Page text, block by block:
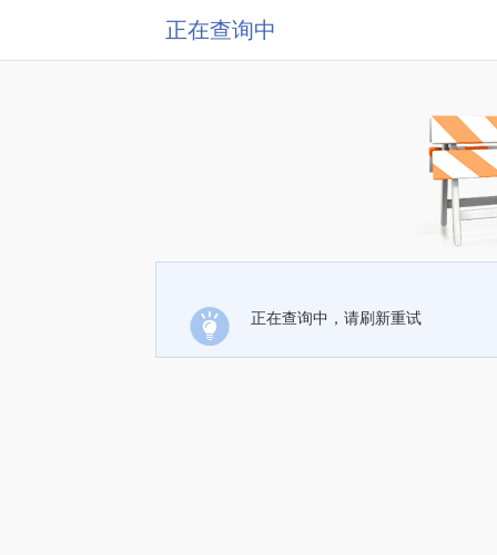
正在查询中
正在查询中，请刷新重试